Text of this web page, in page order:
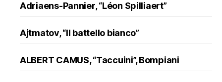
Adriaens-Pannier, “Léon Spilliaert”
Ajtmatov, “Il battello bianco”
ALBERT CAMUS, “Taccuini”, Bompiani